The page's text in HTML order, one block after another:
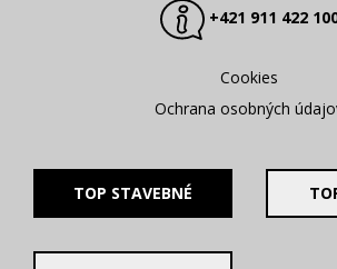
+421 911 422
Cookies
Ochrana osobných
TOP STAVEBNÉ